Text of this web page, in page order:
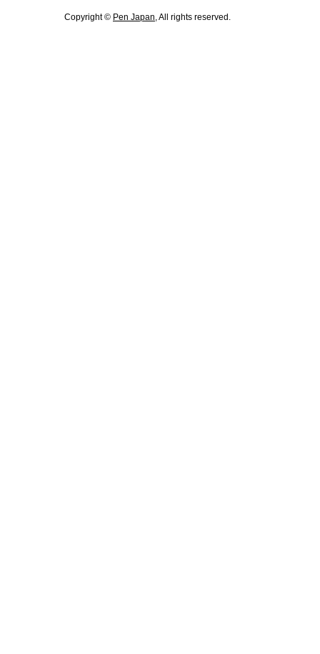
Copyright © Pen Japan, All rights reserved.